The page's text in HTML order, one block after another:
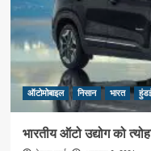
ऑटोमोबाइल निसान भारत
भारतीय ऑटो उद्योग को